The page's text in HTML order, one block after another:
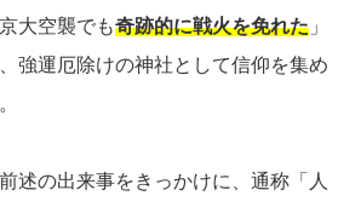
大空襲でも奇跡的に戦火を免れた 」
強運厄除けの神社として信仰を集め
述の出来事をきっかけに、通称「人